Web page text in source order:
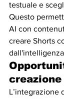
testuale e
Questo
AI con
creare Shorts
creazione
L’integrazione